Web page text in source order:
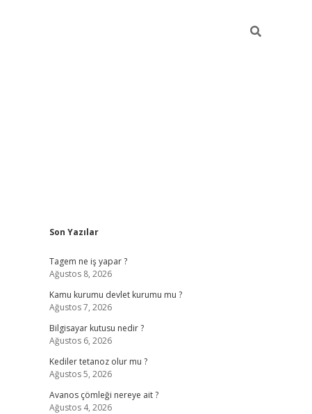
Sidebar
Son Yazılar
Tagem ne iş yapar ?
Ağustos 8, 2026
Kamu kurumu devlet kurumu mu ?
Ağustos 7, 2026
Bilgisayar kutusu nedir ?
Ağustos 6, 2026
Kediler tetanoz olur mu ?
Ağustos 5, 2026
Avanos çömleği nereye ait ?
Ağustos 4, 2026